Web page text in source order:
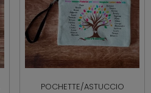
POCHETTE/ASTUCCIO